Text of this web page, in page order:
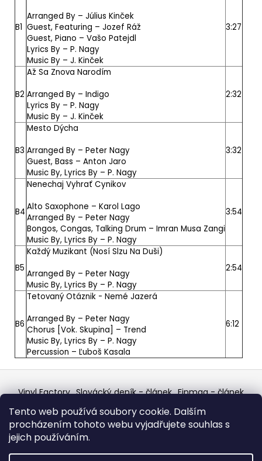
Tento web používá soubory cookie. Dalším
procházením tohoto webu vyjadřujete souhlas s
jejich používáním.
B1
Arranged By – Július Kinček
Guest, Featuring – Jozef Ráž
Guest, Piano – Vašo Patejdl
Lyrics By – P. Nagy
Music By – J. Kinček
3:27
B2
Až Sa Znova Narodím
Arranged By – Indigo
Lyrics By – P. Nagy
Music By – J. Kinček
2:32
B3
Mesto Dýcha
Arranged By – Peter Nagy
Guest, Bass – Anton Jaro
Music By, Lyrics By – P. Nagy
3:32
B4
Nenechaj Vyhrať Cynikov
Alto Saxophone – Karol Lago
Arranged By – Peter Nagy
Bongos, Congas, Talking Drum – Imran Musa Zangi
Music By, Lyrics By – P. Nagy
3:54
B5
Každý Muzikant (Nosí Slzu Na Duši)
Arranged By – Peter Nagy
Music By, Lyrics By – P. Nagy
2:54
B6
Tetovaný Otáznik - Nemé Jazerá
Arranged By – Peter Nagy
Chorus [Vok. Skupina] – Trend
Music By, Lyrics By – P. Nagy
Percussion – Ľuboš Kasala
6:12
Z
á Vinyl Factory Slovácký deník - článek Finmag - článek
Discogs Profile Facebook výběr z hroznů
Top prodejce mincí Aukro